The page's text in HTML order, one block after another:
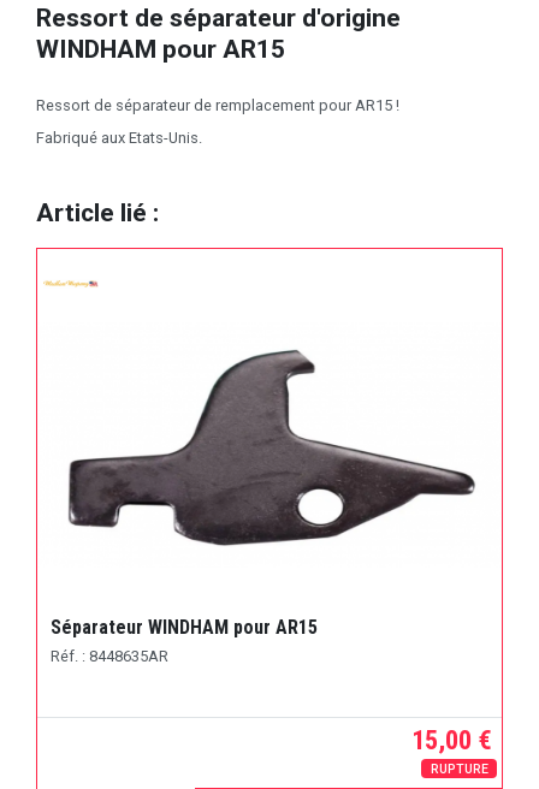
Ressort de séparateur d'origine
WINDHAM pour AR15
Ressort de séparateur de remplacement pour AR15 !
Fabriqué aux Etats-Unis.
Article lié :
Séparateur WINDHAM pour AR15
Réf. : 8448635AR
15,00 €
RUPTURE